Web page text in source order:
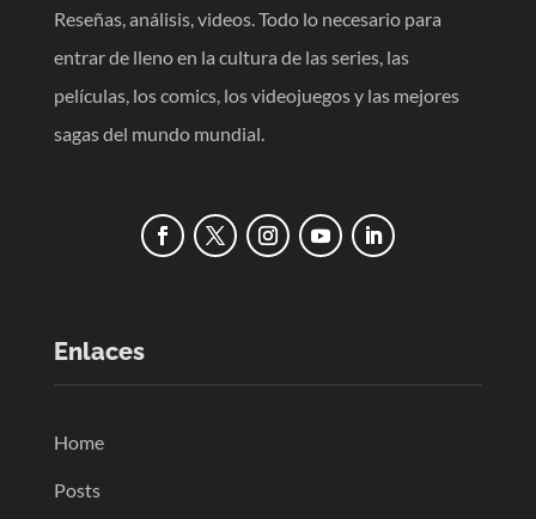
Reseñas, análisis, videos. Todo lo necesario para
entrar de lleno en la cultura de las series, las
películas, los comics, los videojuegos y las mejores
sagas del mundo mundial.
Enlaces
Home
Posts